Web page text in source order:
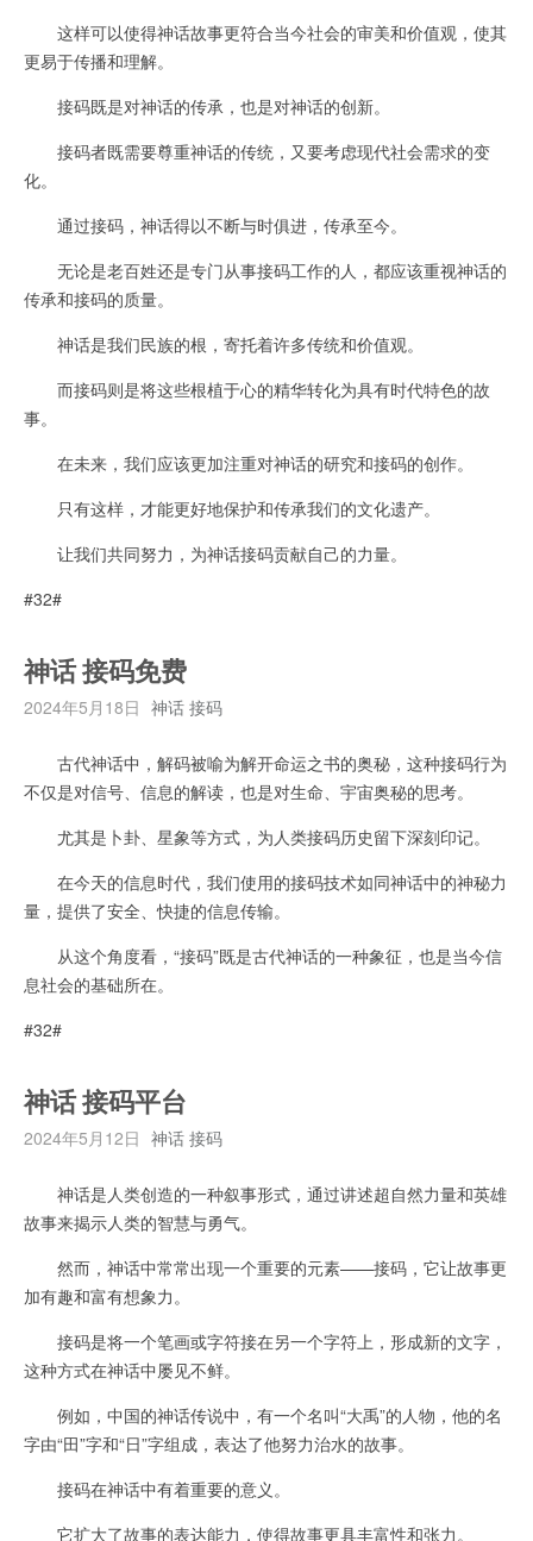
这样可以使得神话故事更符合当今社会的审美和价值观，使其
更易于传播和理解。
接码既是对神话的传承，也是对神话的创新。
接码者既需要尊重神话的传统，又要考虑现代社会需求的变
化。
通过接码，神话得以不断与时俱进，传承至今。
无论是老百姓还是专门从事接码工作的人，都应该重视神话的
传承和接码的质量。
神话是我们民族的根，寄托着许多传统和价值观。
而接码则是将这些根植于心的精华转化为具有时代特色的故
事。
在未来，我们应该更加注重对神话的研究和接码的创作。
只有这样，才能更好地保护和传承我们的文化遗产。
让我们共同努力，为神话接码贡献自己的力量。
#32#
神话 接码免费
2024年5月18日 神话 接码
古代神话中，解码被喻为解开命运之书的奥秘，这种接码行为
不仅是对信号、信息的解读，也是对生命、宇宙奥秘的思考。
尤其是卜卦、星象等方式，为人类接码历史留下深刻印记。
在今天的信息时代，我们使用的接码技术如同神话中的神秘力
量，提供了安全、快捷的信息传输。
从这个角度看，“接码”既是古代神话的一种象征，也是当今信
息社会的基础所在。
#32#
神话 接码平台
2024年5月12日 神话 接码
神话是人类创造的一种叙事形式，通过讲述超自然力量和英雄
故事来揭示人类的智慧与勇气。
然而，神话中常常出现一个重要的元素——接码，它让故事更
加有趣和富有想象力。
接码是将一个笔画或字符接在另一个字符上，形成新的文字，
这种方式在神话中屡见不鲜。
例如，中国的神话传说中，有一个名叫“大禹”的人物，他的名
字由“田”字和“日”字组成，表达了他努力治水的故事。
接码在神话中有着重要的意义。
它扩大了故事的表达能力，使得故事更具丰富性和张力。